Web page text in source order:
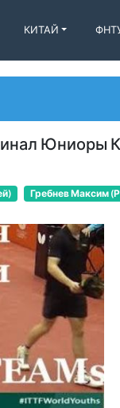
КИТАЙ
Юниоры
Гребнев Максим